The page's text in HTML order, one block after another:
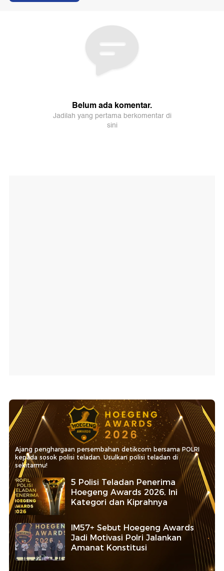
Ajang penghargaan persembahan detikcom bersama POLRI
kepada sosok polisi teladan. Usulkan polisi teladan di
sekitarmu!
5 Polisi Teladan Penerima
Hoegeng Awards 2026, Ini
Kategori dan Kiprahnya
IM57+ Sebut Hoegeng Awards
Jadi Motivasi Polri Jalankan
Amanat Konstitusi